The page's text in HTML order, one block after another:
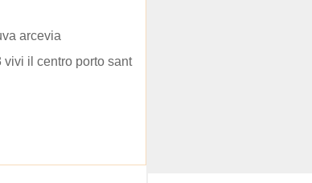
arcevia
il centro porto sant